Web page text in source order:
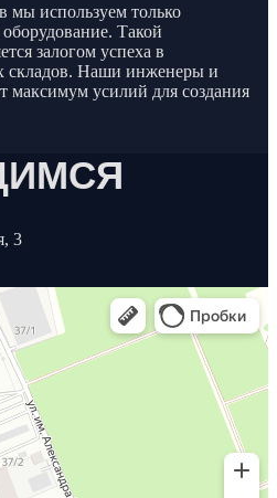
мы используем только
Такой
залогом успеха в
складов. Наши инженеры и
максимум усилий для создания
3